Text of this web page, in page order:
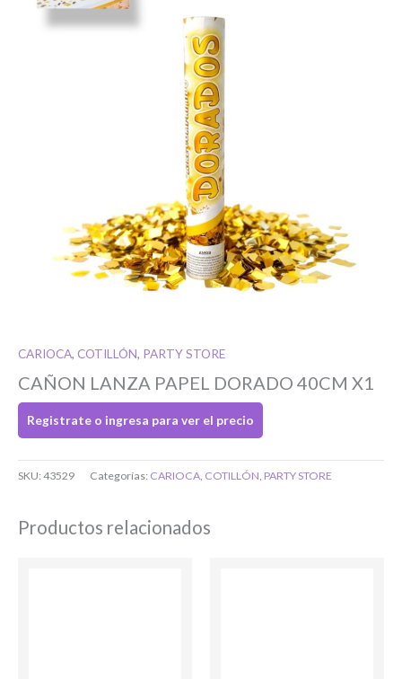
CARIOCA, COTILLÓN, PARTY STORE
CAÑON LANZA PAPEL DORADO 40CM X1
Registrate o ingresa para ver el precio
SKU:43529 Categorías: CARIOCA COTILLÓN PARTY STORE
Productos relacionados
Si tenés cuenta...
Toca para ingresar
O completa el Formulario de registro
Bienvenido/a